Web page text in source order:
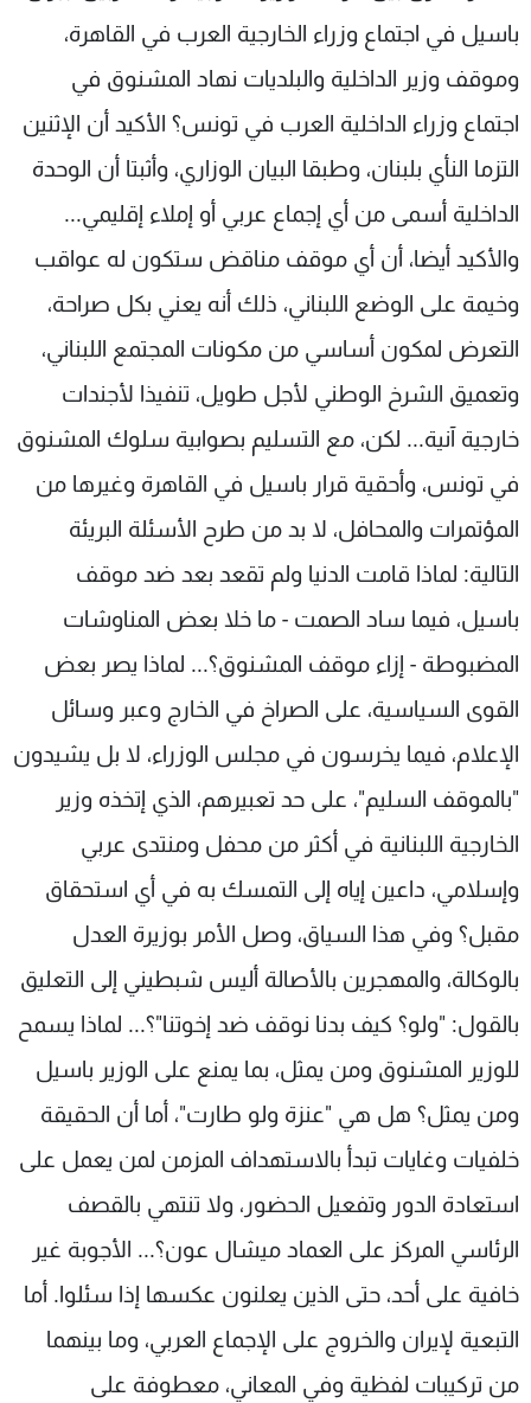
باسيل في اجتماع وزراء الخارجية العرب في القاهرة،
وموقف وزير الداخلية والبلديات نهاد المشنوق في
اجتماع وزراء الداخلية العرب في تونس؟ الأكيد أن الإثنين
التزما النأي بلبنان، وطبقا البيان الوزاري، وأثبتا أن الوحدة
الداخلية أسمى من أي إجماع عربي أو إملاء إقليمي...
والأكيد أيضا، أن أي موقف مناقض ستكون له عواقب
وخيمة على الوضع اللبناني، ذلك أنه يعني بكل صراحة،
التعرض لمكون أساسي من مكونات المجتمع اللبناني،
وتعميق الشرخ الوطني لأجل طويل، تنفيذا لأجندات
خارجية آنية... لكن، مع التسليم بصوابية سلوك المشنوق
في تونس، وأحقية قرار باسيل في القاهرة وغيرها من
المؤتمرات والمحافل، لا بد من طرح الأسئلة البريئة
التالية: لماذا قامت الدنيا ولم تقعد بعد ضد موقف
باسيل، فيما ساد الصمت - ما خلا بعض المناوشات
المضبوطة - إزاء موقف المشنوق؟... لماذا يصر بعض
القوى السياسية، على الصراخ في الخارج وعبر وسائل
الإعلام، فيما يخرسون في مجلس الوزراء، لا بل يشيدون
"بالموقف السليم"، على حد تعبيرهم، الذي إتخذه وزير
الخارجية اللبنانية في أكثر من محفل ومنتدى عربي
وإسلامي، داعين إياه إلى التمسك به في أي استحقاق
مقبل؟ وفي هذا السياق، وصل الأمر بوزيرة العدل
بالوكالة، والمهجرين بالأصالة أليس شبطيني إلى التعليق
بالقول: "ولو؟ كيف بدنا نوقف ضد إخوتنا"؟... لماذا يسمح
للوزير المشنوق ومن يمثل، بما يمنع على الوزير باسيل
ومن يمثل؟ هل هي "عنزة ولو طارت"، أما أن الحقيقة
خلفيات وغايات تبدأ بالاستهداف المزمن لمن يعمل على
استعادة الدور وتفعيل الحضور، ولا تنتهي بالقصف
الرئاسي المركز على العماد ميشال عون؟... الأجوبة غير
خافية على أحد، حتى الذين يعلنون عكسها إذا سئلوا. أما
التبعية لإيران والخروج على الإجماع العربي، وما بينهما
من تركيبات لفظية وفي المعاني، معطوفة على